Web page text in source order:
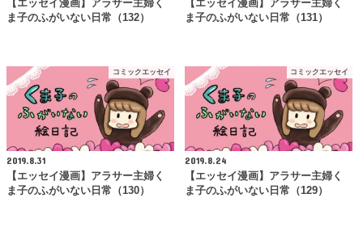
【エッセイ漫画】アラサー主婦く
ま子のふがいない日常（132）
【エッセイ漫画】アラサー主婦く
ま子のふがいない日常（131）
コミックエッセイ
2019.8.31
【エッセイ漫画】アラサー主婦く
ま子のふがいない日常（130）
コミックエッセイ
2019.8.24
【エッセイ漫画】アラサー主婦く
ま子のふがいない日常（129）